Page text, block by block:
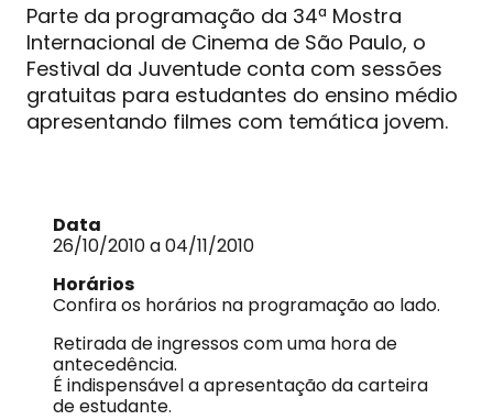
Parte da programação da 34ª Mostra
Internacional de Cinema de São Paulo, o
Festival da Juventude conta com sessões
gratuitas para estudantes do ensino médio
apresentando filmes com temática jovem.
Data
26/10/2010 a 04/11/2010
Horários
Confira os horários na programação ao lado.
Retirada de ingressos com uma hora de
antecedência.
É indispensável a apresentação da carteira
de estudante.